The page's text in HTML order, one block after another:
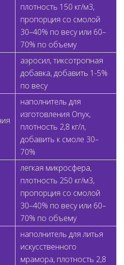
плотность 150 кг/м3,
пропорция со смолой
30–40% по весу или 60–
70% по объему
аэросил, тиксотропная
добавка, добавить 1-5%
по весу
наполнитель для
изготовления Onyx,
плотность 2,8 кг/л,
добавить к смоле 30–
70%
легкая микросфера,
плотность 250 кг/м3,
пропорция со смолой
30–40% по весу или 60–
70% по объему
наполнитель для литья
искусственного
мрамора, плотность 2,8